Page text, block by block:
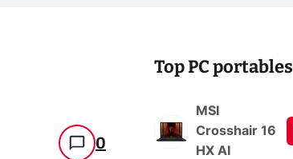
0
Top PC portables
MSI
Crosshair 16
HX AI